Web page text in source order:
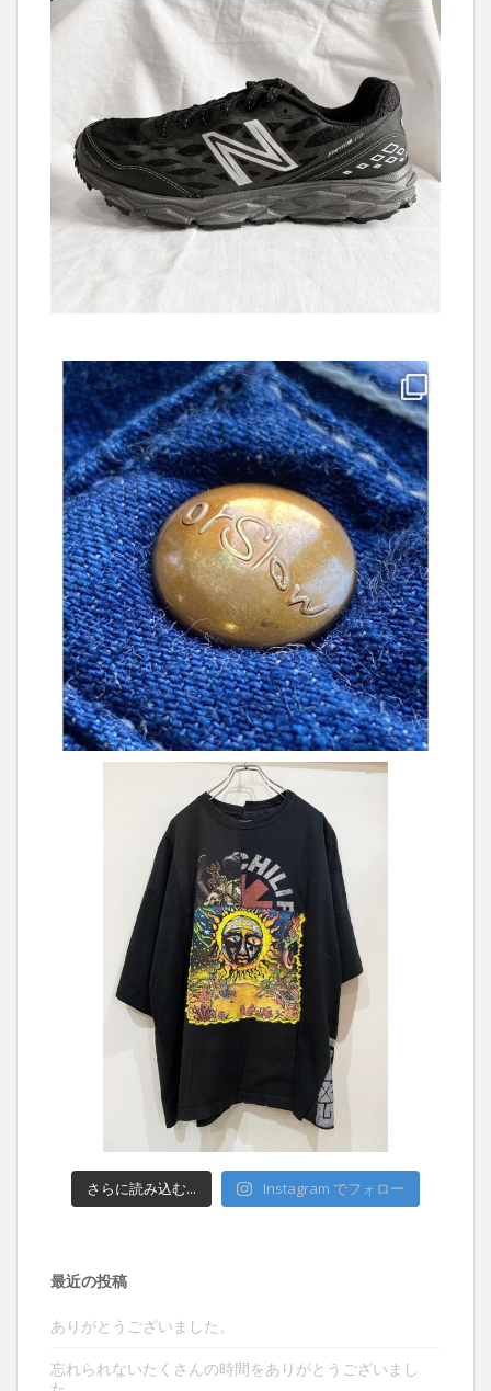
さらに読み込む... Instagram でフォロー
最近の投稿
ありがとうございました。
忘れられないたくさんの時間をありがとうございまし